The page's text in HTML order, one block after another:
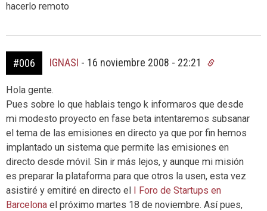
hacerlo remoto
#006 IGNASI - 16 noviembre 2008 - 22:21
Hola gente.
Pues sobre lo que hablais tengo k informaros que desde
mi modesto proyecto en fase beta intentaremos subsanar
el tema de las emisiones en directo ya que por fin hemos
implantado un sistema que permite las emisiones en
directo desde móvil. Sin ir más lejos, y aunque mi misión
es preparar la plataforma para que otros la usen, esta vez
asistiré y emitiré en directo el I Foro de Startups en
Barcelona el próximo martes 18 de noviembre. Así pues,